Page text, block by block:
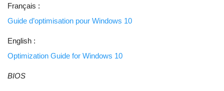
Français :
Guide d’optimisation pour Windows 10
English :
Optimization Guide for Windows 10
BIOS